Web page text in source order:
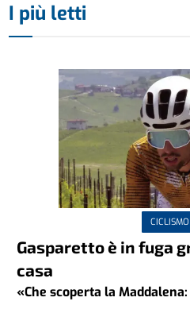
I più letti
CICLISMO
Gasparetto è in fuga
casa
«Che scoperta la